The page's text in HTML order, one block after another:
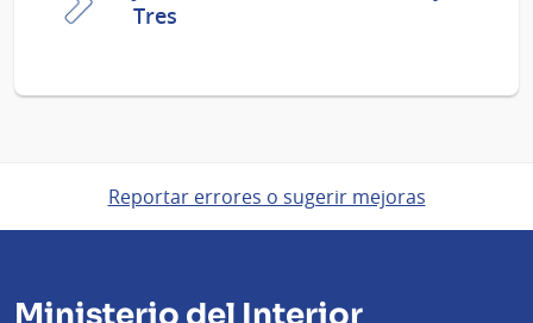
Tres
Reportar errores o sugerir mejoras
Ministerio del Interior